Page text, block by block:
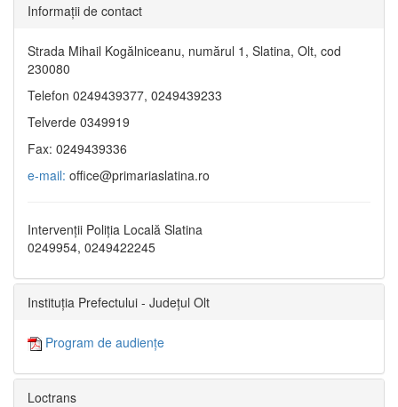
Informaţii de contact
Strada Mihail Kogălniceanu, numărul 1, Slatina, Olt, cod
230080
Telefon 0249439377, 0249439233
Telverde 0349919
Fax: 0249439336
e-mail: office@primariaslatina.ro
Intervenții Poliția Locală Slatina
0249954, 0249422245
Instituția Prefectului - Județul Olt
Program de audiențe
Loctrans